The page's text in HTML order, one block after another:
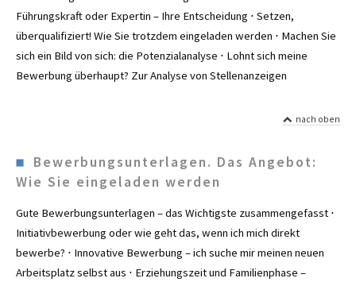
Führungskraft oder Expertin – Ihre Entscheidung ⋅ Setzen,
überqualifiziert! Wie Sie trotzdem eingeladen werden ⋅ Machen Sie
sich ein Bild von sich: die Potenzialanalyse ⋅ Lohnt sich meine
Bewerbung überhaupt? Zur Analyse von Stellenanzeigen
nach oben
Bewerbungsunterlagen. Das Angebot:
Wie Sie eingeladen werden
Gute Bewerbungsunterlagen – das Wichtigste zusammengefasst ⋅
Initiativbewerbung oder wie geht das, wenn ich mich direkt
bewerbe? ⋅ Innovative Bewerbung – ich suche mir meinen neuen
Arbeitsplatz selbst aus ⋅ Erziehungszeit und Familienphase –